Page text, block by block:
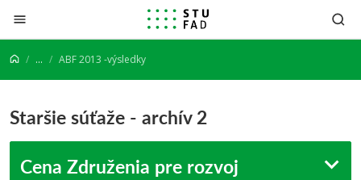
Prejsť na obsah
... ABF 2013 -výsledky
Staršie súťaže - archív 2
Cena Združenia pre rozvoj